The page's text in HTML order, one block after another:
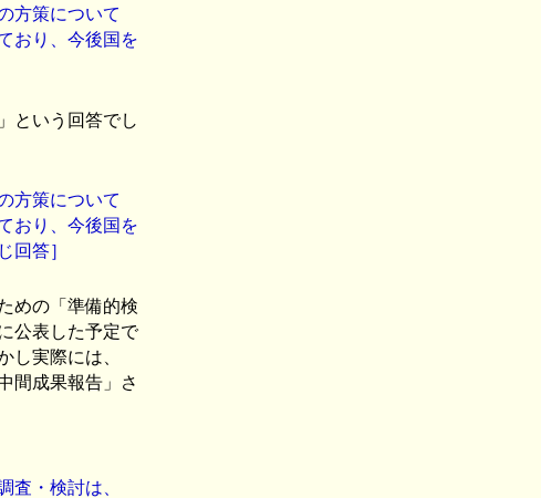
方策について
おり、今後国を
という回答でし
方策について
おり、今後国を
回答］
めの「準備的検
公表した予定で
し実際には、
間成果報告」さ
査・検討は、